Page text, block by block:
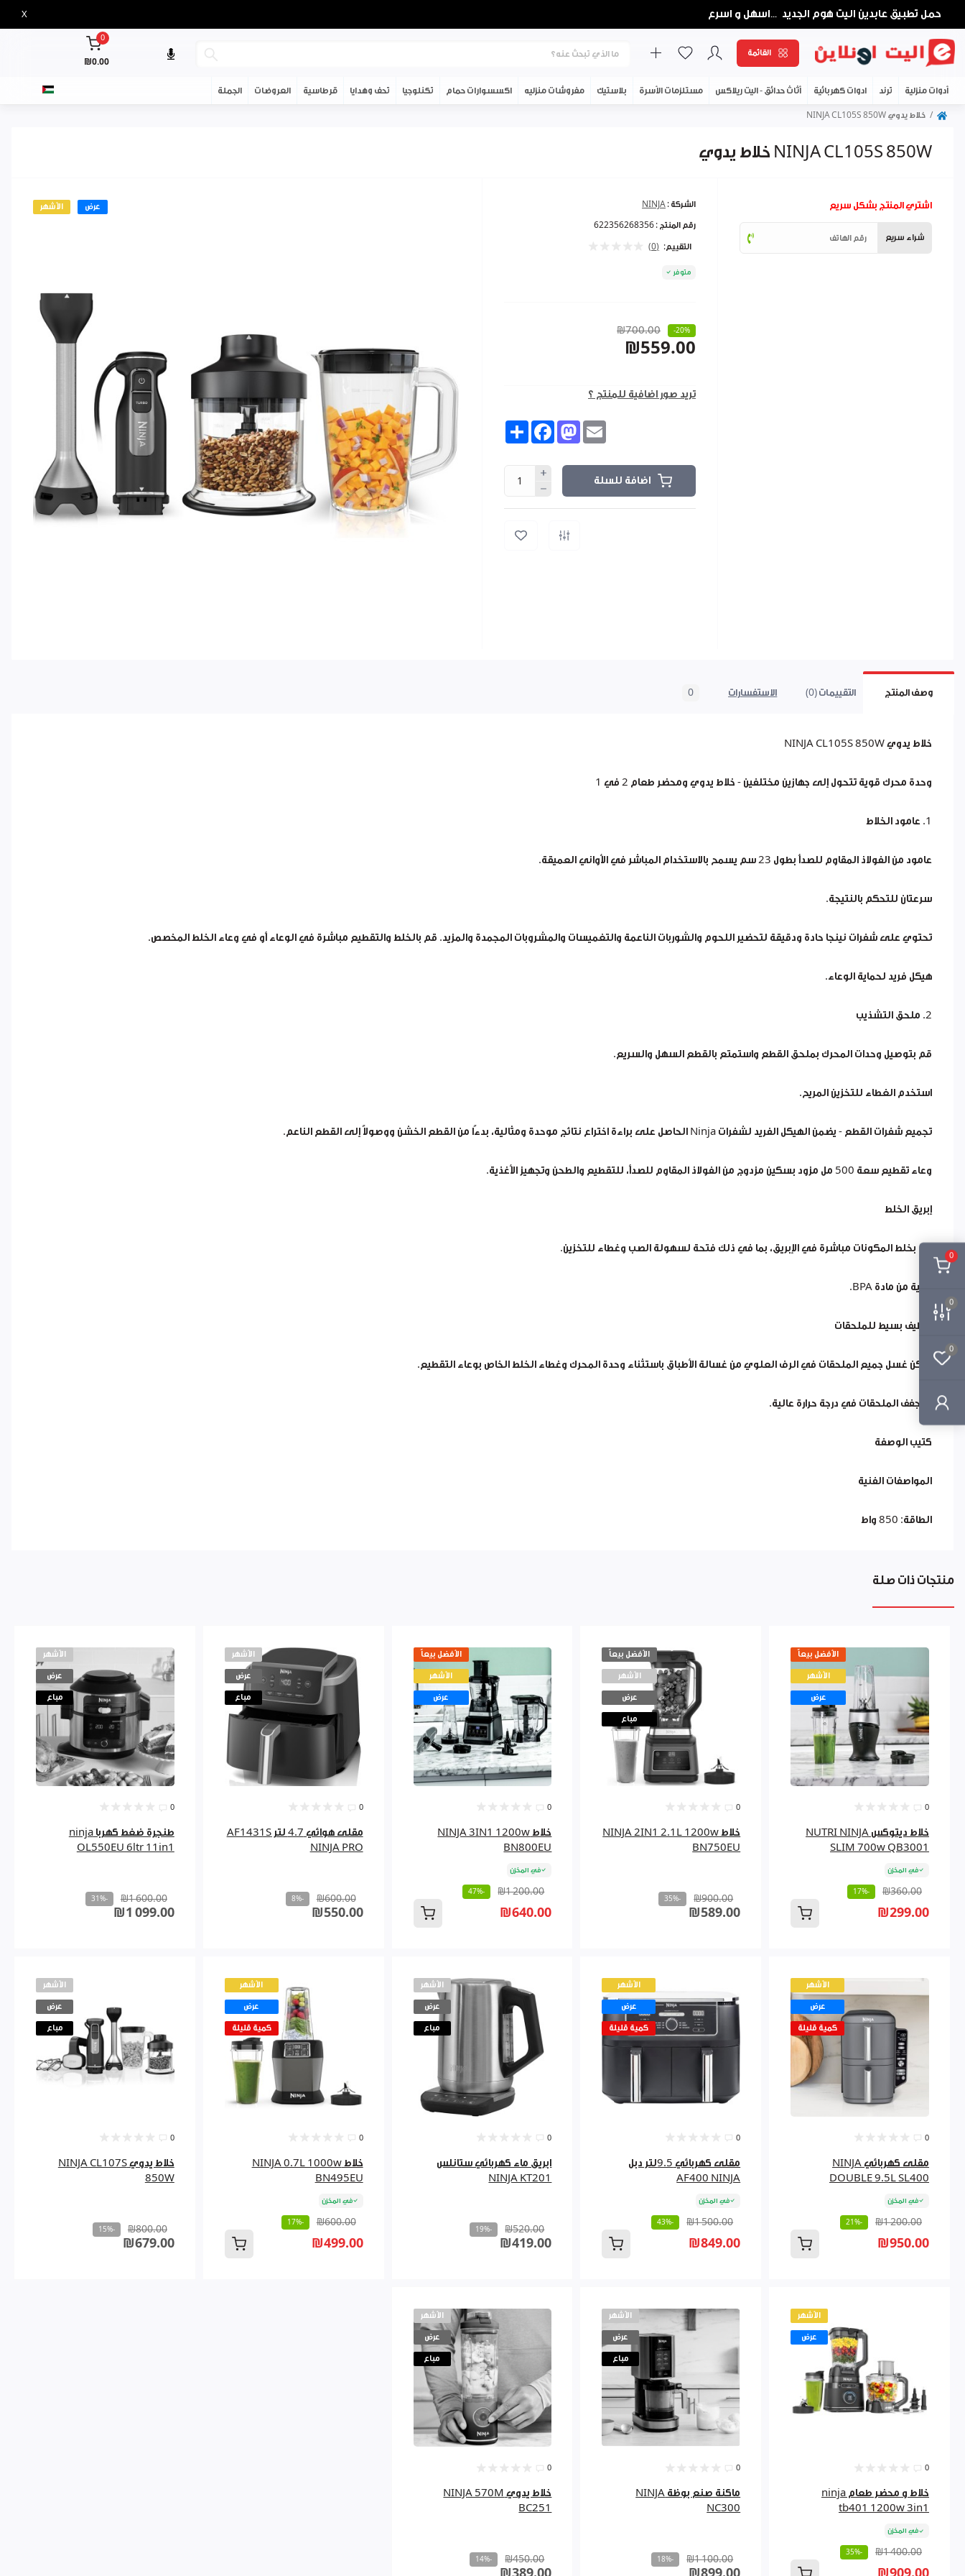
0
0
0
حمل تطبيق عابدين اليت هوم الجديد ...اسهل و اسرع X
القائمة
0
₪0.00
أدوات منزلية ترند ادوات كهربائية أثاث حدائق - اليت ريلاكس مستلزمات الأسرة بلاستيك مفروشات منزليه اكسسوارات حمام تكنلوجيا تحف وهدايا قرطاسية العروضات الجملة
خلاط يدوي NINJA CL105S 850W
خلاط يدوي NINJA CL105S 850W
الأشهر عرض الشركة : NINJA
رقم المنتج : 622356268356
التقييم: (0)
متوفر
₪700.00 -20%
₪559.00
تريد صور اضافية للمنتج ؟
Share FacebookMastodon
اضافة للسلة
اشتري المنتج بشكل سريع
شراء سريع
وصف المنتج التقييمات (0) الاستفسارات 0
خلاط يدوي NINJA CL105S 850W
وحدة محرك قوية تتحول إلى جهازين مختلفين - خلاط يدوي ومحضر طعام 2 في 1
1. عامود الخلاط
عامود من الفولاذ المقاوم للصدأ بطول 23 سم يسمح بالاستخدام المباشر في الأواني العميقة.
سرعتان للتحكم بالنتيجة.
تحتوي على شفرات نينجا حادة ودقيقة لتحضير اللحوم والشوربات الناعمة والتغميسات والمشروبات المجمدة والمزيد. قم بالخلط والتقطيع مباشرة في الوعاء أو في وعاء الخلط المخصص.
هيكل فريد لحماية الوعاء.
2. ملحق التشذيب
قم بتوصيل وحدات المحرك بملحق القطع واستمتع بالقطع السهل والسريع.
استخدم الغطاء للتخزين المريح.
تجميع شفرات القطع - يضمن الهيكل الفريد لشفرات Ninja الحاصل على براءة اختراع نتائج موحدة ومثالية، بدءًا من القطع الخشن ووصولاً إلى القطع الناعم.
وعاء تقطيع سعة 500 مل مزود بسكين مزدوج من الفولاذ المقاوم للصدأ، للتقطيع والطحن وتجهيز الأغذية.
إبريق الخلط
قم بخلط المكونات مباشرة في الإبريق، بما في ذلك فتحة لسهولة الصب وغطاء للتخزين.
خالية من مادة BPA.
تنظيف بسيط للملحقات
يمكن غسل جميع الملحقات في الرف العلوي من غسالة الأطباق باستثناء وحدة المحرك وغطاء الخلط الخاص بوعاء التقطيع.
لا تجفف الملحقات في درجة حرارة عالية.
كتيب الوصفة
المواصفات الفنية
الطاقة: 850 واط
منتجات ذات صلة
الأفضل بيعاً
الأشهر
عرض
0
خلاط ديتوكس NUTRI NINJA
SLIM 700w QB3001
في المخزن
₪360.00
-17%
₪299.00
الأفضل بيعاً
الأشهر
عرض
مباع
0
خلاط NINJA 2IN1 2.1L 1200w
BN750EU
₪900.00
-35%
₪589.00
الأفضل بيعاً
الأشهر
عرض
0
خلاط NINJA 3IN1 1200w
BN800EU
في المخزن
₪1 200.00
-47%
₪640.00
الأشهر
عرض
مباع
0
مقلى هوائي 4.7 لتر AF1431S
NINJA PRO
₪600.00
-8%
₪550.00
الأشهر
عرض
مباع
0
طنجرة ضغط كهربا ninja
OL550EU 6ltr 11in1
₪1 600.00
-31%
₪1 099.00
الأشهر
عرض
كمية قليلة
0
مقلى كهربائي NINJA
DOUBLE 9.5L SL400
في المخزن
₪1 200.00
-21%
₪950.00
الأشهر
عرض
كمية قليلة
0
مقلى كهربائي 9.5لتر دبل
AF400 NINJA
في المخزن
₪1 500.00
-43%
₪849.00
الأشهر
عرض
مباع
0
ابريق ماء كهربائي ستانلس
NINJA KT201
₪520.00
-19%
₪419.00
الأشهر
عرض
كمية قليلة
0
خلاط NINJA 0.7L 1000w
BN495EU
في المخزن
₪600.00
-17%
₪499.00
الأشهر
عرض
مباع
0
خلاط يدوي NINJA CL107S
850W
₪800.00
-15%
₪679.00
الأشهر
عرض
0
خلاط و محضر طعام ninja
tb401 1200w 3in1
في المخزن
₪1 400.00
-35%
الأشهر
عرض
مباع
0
ماكنة صنع بوظة NINJA
NC300
₪1 100.00
-18%
الأشهر
عرض
مباع
0
خلاط يدوي NINJA 570M
BC251
₪450.00
-14%